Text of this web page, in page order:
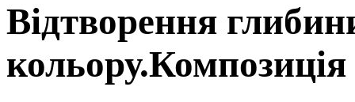
Відтворення